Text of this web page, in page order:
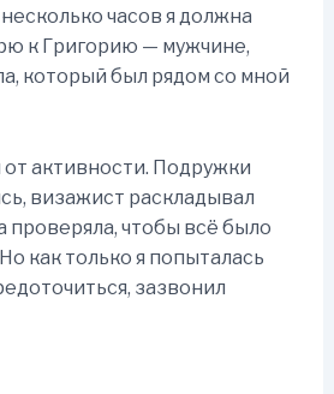
часов я должна
к Григорию — мужчине,
который был рядом со мной
активности. Подружки
визажист раскладывал
проверяла, чтобы всё было
как только я попыталась
зазвонил